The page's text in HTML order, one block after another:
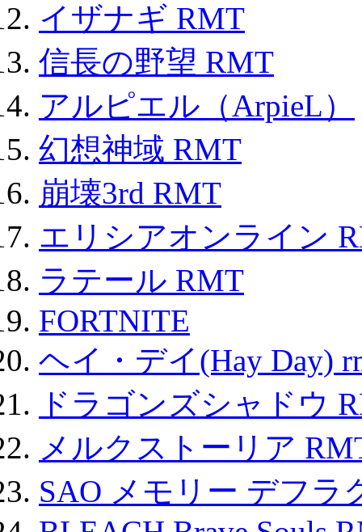
イザナギ RMT
信長の野望 RMT
アルピエル（ArpieL）
幻想神域 RMT
崩壊3rd RMT
エリシアオンライン
ラテール RMT
FORTNITE
ヘイ・デイ(Hay Day)
ドラゴンズシャドウ
メルクストーリア
SAO メモリー デフラ